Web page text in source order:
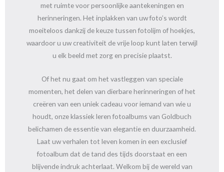
met ruimte voor persoonlijke aantekeningen en
herinneringen. Het inplakken van uw foto’s wordt
moeiteloos dankzij de keuze tussen fotolijm of hoekjes,
waardoor u uw creativiteit de vrije loop kunt laten terwijl
u elk beeld met zorg en precisie plaatst.
Of het nu gaat om het vastleggen van speciale
momenten, het delen van dierbare herinneringen of het
creëren van een uniek cadeau voor iemand van wie u
houdt, onze klassiek leren fotoalbums van Goldbuch
belichamen de essentie van elegantie en duurzaamheid.
Laat uw verhalen tot leven komen in een exclusief
fotoalbum dat de tand des tijds doorstaat en een
blijvende indruk achterlaat. Welkom bij de wereld van